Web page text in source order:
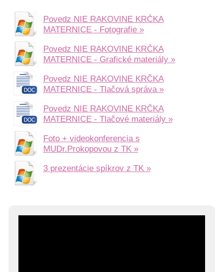
Rakovina
prostaty
semenníkov
Rakovina
krčka
maternice
tumory
Rakovina
pľúc
Rakovina
mechúra
Povedz NIE RAKOVINE KRČKA
MATERNICE - Fotografie »
Povedz NIE RAKOVINE KRČKA
MATERNICE - Grafické materiály »
Povedz NIE RAKOVINE KRČKA
MATERNICE - Tlačová správa »
Povedz NIE RAKOVINE KRČKA
MATERNICE - Tlačové materiály »
Foto + videokonferencia s
MUDr.Prokopovou z TK »
3 prezentácie spíkrov z TK »